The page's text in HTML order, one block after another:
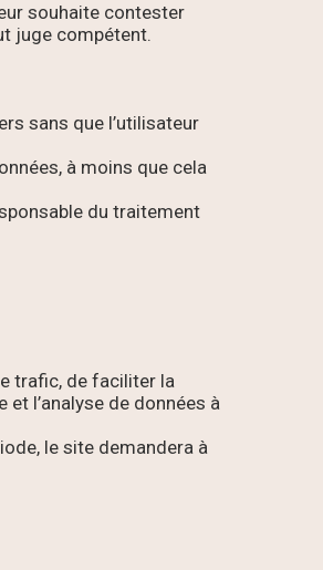
souhaite contester
juge compétent.
sans que l’utilisateur
à moins que cela
du traitement
trafic, de faciliter la
l’analyse de données à
le site demandera à